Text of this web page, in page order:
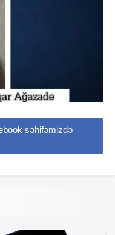
səhifəmizdə